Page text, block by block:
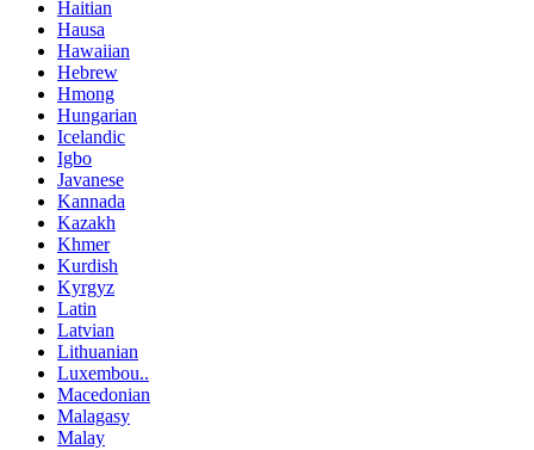
Haitian
Hausa
Hawaiian
Hebrew
Hmong
Hungarian
Icelandic
Igbo
Javanese
Kannada
Kazakh
Khmer
Kurdish
Kyrgyz
Latin
Latvian
Lithuanian
Luxembou..
Macedonian
Malagasy
Malay